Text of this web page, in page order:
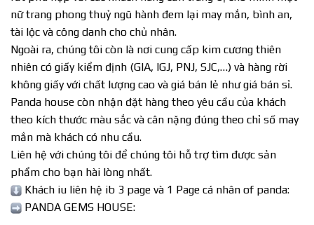
nữ trang phong thuỷ ngũ hành đem lại may mắn, bình an,
tài lộc và công danh cho chủ nhân.
Ngoài ra, chúng tôi còn là nơi cung cấp kim cương thiên
nhiên có giấy kiểm định (GIA, IGJ, PNJ, SJC,…) và hàng rời
không giấy với chất lượng cao và giá bán lẻ như giá bán sỉ.
Panda house còn nhận đặt hàng theo yêu cầu của khách
theo kích thước màu sắc và cân nặng đúng theo chỉ số may
mắn mà khách có nhu cầu.
Liên hệ với chúng tôi để chúng tôi hỗ trợ tìm được sản
phẩm cho bạn hài lòng nhất.
Khách iu liên hệ ib 3 page và 1 Page cá nhân of panda:
PANDA GEMS HOUSE: